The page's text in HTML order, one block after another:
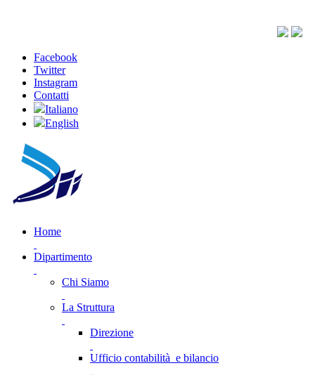
Facebook
Twitter
Instagram
Contatti
Italiano
English
Home
Dipartimento
Chi Siamo
La Struttura
Direzione
Ufficio contabilità e bilancio